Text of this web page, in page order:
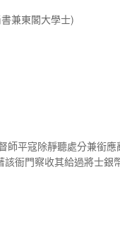
兼東閣大學士)
師平寇除靜聽處分兼銜
該衙門察收其給過將士銀